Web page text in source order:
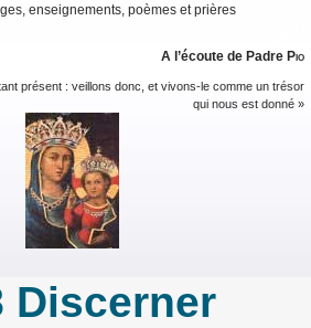
enseignements, poèmes et prières
A l’écoute de Padre Pio
présent : veillons donc, et vivons-le comme un trésor
qui nous est donné »
Discerner